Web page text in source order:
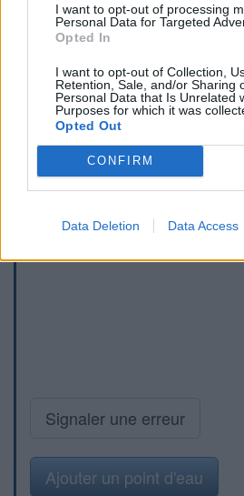
I want to opt-out of processing
Personal Data for Targeted
Opted In
I want to opt-out of Collection,
Retention, Sale, and/or Sharing
Personal Data that Is Unrelated
Purposes for which it was
Opted Out
CONFIRM
Data Deletion Data Access
Signaler une erreur
Ajouter un point d'eau